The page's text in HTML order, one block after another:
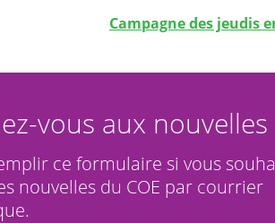
Campagne des jeudis
vous aux nouvelles
ce formulaire si vous
nouvelles du COE par courrier